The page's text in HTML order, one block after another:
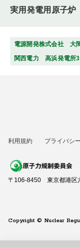
実用発電用原子炉
電源開発株式会社 大
関西電力 高浜発電所
利用規約 プライバシ
〒106-8450 東京都港区
Copyright © Nuclear